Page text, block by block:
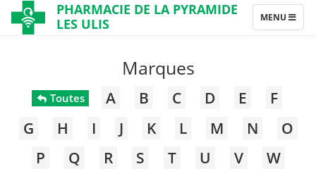
PHARMACIE DE LA PYRAMIDE
LES ULIS
TOGGLE
NAVIGATION
MENU
Marques
Toutes A B C D E
F
G
H I J K L M N
O
P
Q R S T U V
W